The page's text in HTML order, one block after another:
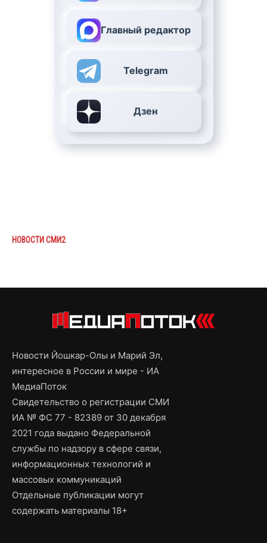
Главный редактор
Telegram
Дзен
НОВОСТИ СМИ2
Новости Йошкар-Олы и Марий Эл,
интересное в России и мире - ИА
МедиаПоток
Свидетельство о регистрации СМИ
ИА № ФС 77 - 82389 от 30 декабря
2021 года выдано Федеральной
службы по надзору в сфере связи,
информационных технологий и
массовых коммуникаций
Отдельные публикации могут
содержать материалы 18+